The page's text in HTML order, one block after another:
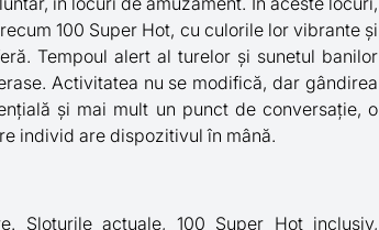
100 Super Hot, cu culorile lor vibrante și
Tempoul alert al turelor și sunetul banilor
Activitatea nu se modifică, dar gândirea
și mai mult un punct de conversație, o
individ are dispozitivul în mână.
Sloturile actuale, 100 Super Hot inclusiv,